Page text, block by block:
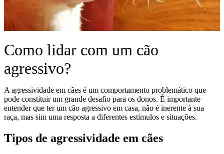
Como lidar com um cão
agressivo?
A agressividade em cães é um comportamento problemático que
pode constituir um grande desafio para os donos. É importante
entender que ter um cão agressivo em casa, não é inerente à sua
raça, mas sim uma resposta a diferentes estímulos e situações.
Tipos de agressividade em cães